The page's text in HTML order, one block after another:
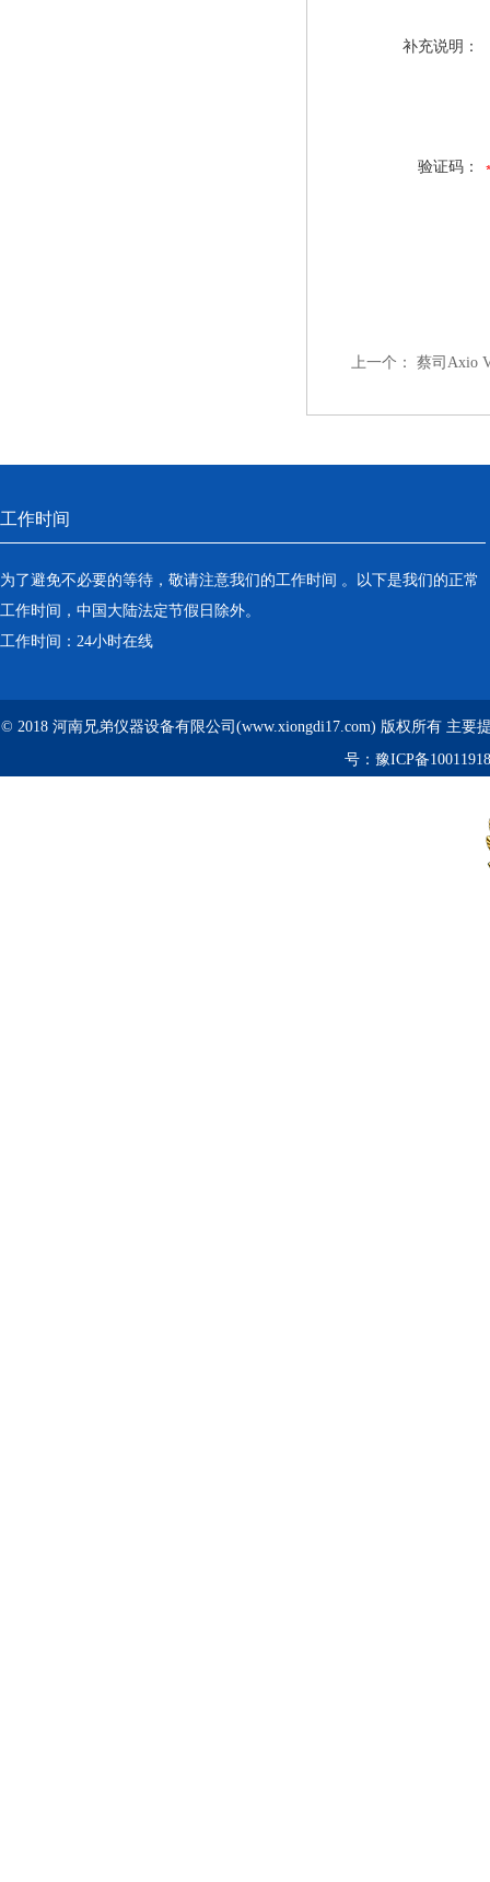
补充说明：
验证码：
上一个： 蔡司Axio
工作时间
为了避免不必要的等待，敬请注意我们的工作时间 。以下是我们的正常
工作时间，中国大陆法定节假日除外。
工作时间：24小时在线
© 2018 河南兄弟仪器设备有限公司(www.xiongdi17.com) 版权所有 主要
号： 豫ICP备